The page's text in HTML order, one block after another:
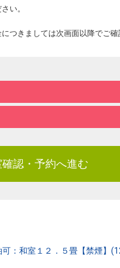
い。
つきましては次画面以降でご確
確認・予約へ進む
：和室１２．５畳【禁煙】